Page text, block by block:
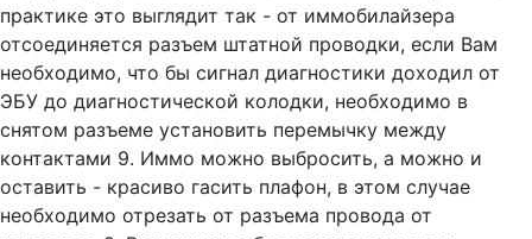
практике это выглядит так - от иммобилайзера
отсоединяется разъем штатной проводки, если Вам
необходимо, что бы сигнал диагностики доходил от
ЭБУ до диагностической колодки, необходимо в
снятом разъеме установить перемычку между
контактами 9. Иммо можно выбросить, а можно и
оставить - красиво гасить плафон, в этом случае
необходимо отрезать от разъема провода от